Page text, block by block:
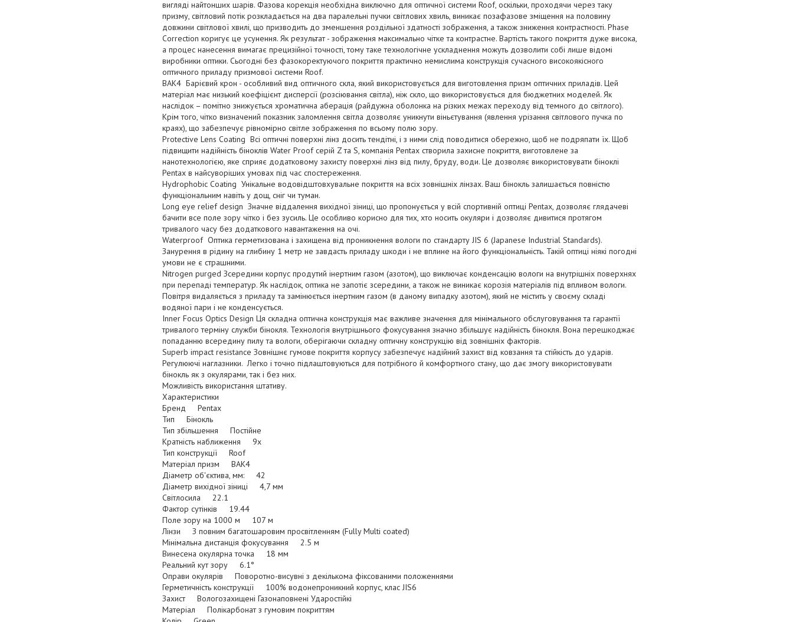
вигляді найтонших шарів. Фазова корекція необхідна виключно для оптичної системи Roof, оскільки, проходячи через таку
призму, світловий потік розкладається на два паралельні пучки світлових хвиль, виникає позафазове зміщення на половину
довжини світлової хвилі, що призводить до зменшення роздільної здатності зображення, а також зниження контрастності. Phase
Correction коригує це усунення. Як результат - зображення максимально чітке та контрастне. Вартість такого покриття дуже висока,
а процес нанесення вимагає прецизійної точності, тому таке технологічне ускладнення можуть дозволити собі лише відомі
виробники оптики. Сьогодні без фазокоректуючого покриття практично немислима конструкція сучасного високоякісного
оптичного приладу призмової системи Roof.
BAK4 Барієвий крон - особливий вид оптичного скла, який використовується для виготовлення призм оптичних приладів. Цей
матеріал має низький коефіцієнт дисперсії (розсіювання світла), ніж скло, що використовується для бюджетних моделей. Як
наслідок – помітно знижується хроматична аберація (райдужна оболонка на різких межах переходу від темного до світлого).
Крім того, чітко визначений показник заломлення світла дозволяє уникнути віньєтування (явлення урізання світлового пучка по
краях), що забезпечує рівномірно світле зображення по всьому полю зору.
Protective Lens Coating Всі оптичні поверхні лінз досить тендітні, і з ними слід поводитися обережно, щоб не подряпати їх. Щоб
підвищити надійність біноклів Water Proof серій Z та S, компанія Pentax створила захисне покриття, виготовлене за
нанотехнологією, яке сприяє додатковому захисту поверхні лінз від пилу, бруду, води. Це дозволяє використовувати біноклі
Pentax в найсуворіших умовах під час спостереження.
Hydrophobic Coating Унікальне водовідштовхувальне покриття на всіх зовнішніх лінзах. Ваш бінокль залишається повністю
функціональним навіть у дощ, сніг чи туман.
Long eye relief design Значне віддалення вихідної зіниці, що пропонується у всій спортивній оптиці Pentax, дозволяє глядачеві
бачити все поле зору чітко і без зусиль. Це особливо корисно для тих, хто носить окуляри і дозволяє дивитися протягом
тривалого часу без додаткового навантаження на очі.
Waterproof Оптика герметизована і захищена від проникнення вологи по стандарту JIS 6 (Japanese Industrial Standards).
Занурення в рідину на глибину 1 метр не завдасть приладу шкоди і не вплине на його функціональність. Такій оптиці ніякі погодні
умови не є страшними.
Nitrogen purged Зсередини корпус продутий інертним газом (азотом), що виключає конденсацію вологи на внутрішніх поверхнях
при перепаді температур. Як наслідок, оптика не запотіє зсередини, а також не виникає корозія матеріалів під впливом вологи.
Повітря видаляється з приладу та замінюється інертним газом (в даному випадку азотом), який не містить у своєму складі
водяної пари і не конденсується.
Inner Focus Optics Design Ця складна оптична конструкція має важливе значення для мінімального обслуговування та гарантії
тривалого терміну служби бінокля. Технологія внутрішнього фокусування значно збільшує надійність бінокля. Вона перешкоджає
попаданню всередину пилу та вологи, оберігаючи складну оптичну конструкцію від зовнішніх факторів.
Superb impact resistance Зовнішнє гумове покриття корпусу забезпечує надійний захист від ковзання та стійкість до ударів.
Регулюючі наглазники. Легко і точно підлаштовуються для потрібного й комфортного стану, що дає змогу використовувати
бінокль як з окулярами, так і без них.
Можливість використання штативу.
Характеристики
Бренд Pentax
Тип Бінокль
Тип збільшення Постійне
Кратність наближення 9х
Тип конструкції Roof
Матеріал призм BAK4
Діаметр об'єктива, мм: 42
Діаметр вихідної зіниці 4,7 мм
Світлосила 22.1
Фактор сутінків 19.44
Поле зору на 1000 м 107 м
Лінзи З повним багатошаровим просвітленням (Fully Multi coated)
Мінімальна дистанція фокусування 2.5 м
Винесена окулярна точка 18 мм
Реальний кут зору 6.1°
Оправи окулярів Поворотно-висувні з декількома фіксованими положеннями
Герметичність конструкції 100% водонепроникний корпус, клас JIS6
Захист Вологозахищені Газонаповнені Ударостійкі
Матеріал Полікарбонат з гумовим покриттям